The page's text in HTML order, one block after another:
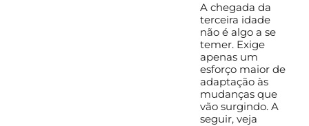
A chegada da
terceira idade
não é algo a se
temer. Exige
apenas um
esforço maior de
adaptação às
mudanças que
vão surgindo. A
seguir, veja